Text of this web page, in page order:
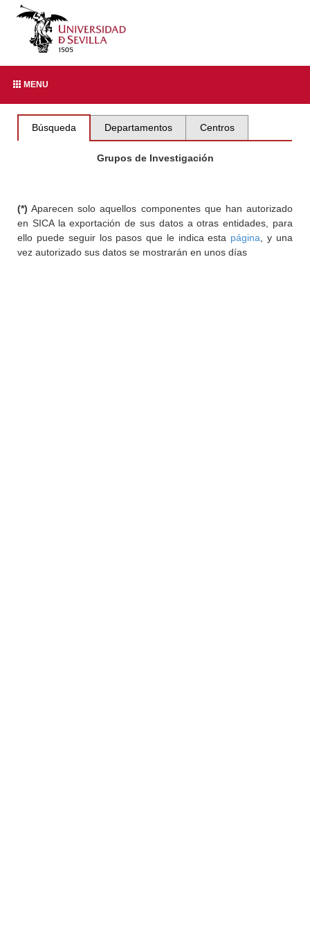
MENU
Búsqueda Departamentos Centros
Grupos de Investigación
(*) Aparecen solo aquellos componentes que han autorizado
en SICA la exportación de sus datos a otras entidades, para
ello puede seguir los pasos que le indica esta página , y una
vez autorizado sus datos se mostrarán en unos días